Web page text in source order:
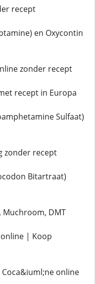
recept
en Oxycontin
zonder recept
recept in Europa
Sulfaat)
zonder recept
Bitartraat)
Muchroom, DMT
online | Koop
online